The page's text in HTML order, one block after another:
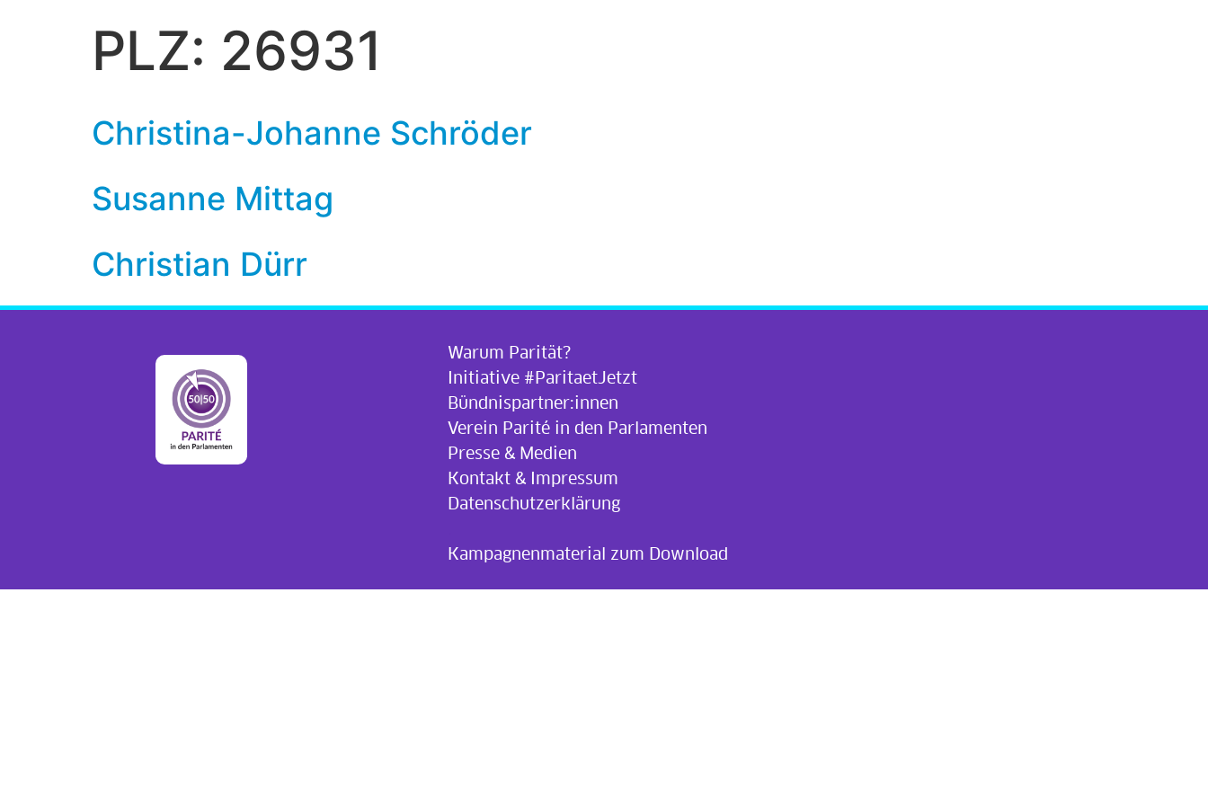
PLZ: 26931
Christina-Johanne Schröder
Susanne Mittag
Christian Dürr
Warum Parität?
Initiative #ParitaetJetzt
Bündnispartner:innen
Verein Parité in den Parlamenten
Presse & Medien
Kontakt & Impressum
Datenschutzerklärung
Kampagnenmaterial zum Download